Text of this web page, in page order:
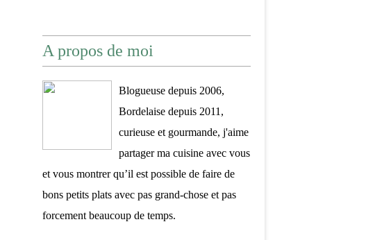
A propos de moi
Blogueuse depuis 2006,
Bordelaise depuis 2011,
curieuse et gourmande, j'aime
partager ma cuisine avec vous
et vous montrer qu’il est possible de faire de
bons petits plats avec pas grand-chose et pas
forcement beaucoup de temps.